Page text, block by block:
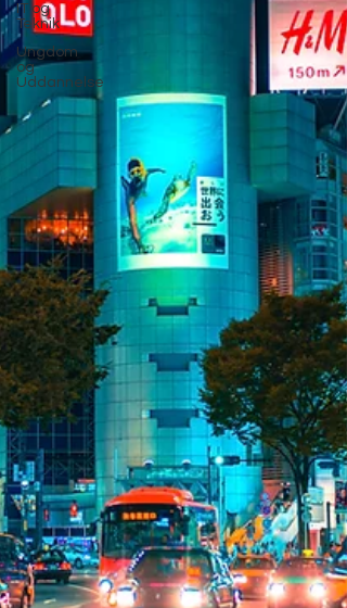
IT og
Teknik
Ungdom
og
Uddannelse